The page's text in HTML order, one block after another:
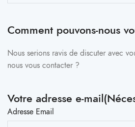
Comment pouvons-nous
Nous serions ravis de discuter avec
nous vous contacter ?
Votre adresse e-mail
Adresse Email